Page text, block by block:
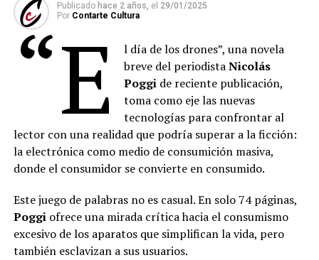
Publicado hace 2 años, el 29/01/2025
Por Contarte Cultura
“E
l día de los drones”, una novela
breve del periodistaNicolás
Poggi de reciente publicación,
toma como eje las nuevas
tecnologías para confrontar al
lector con una realidad que podría superar a la ficción:
la electrónica como medio de consumición masiva,
donde el consumidor se convierte en consumido.
Este juego de palabras no es casual. En solo 74 páginas,
Poggiofrece una mirada crítica hacia el consumismo
excesivo de los aparatos que simplifican la vida, pero
también esclavizan a sus usuarios.